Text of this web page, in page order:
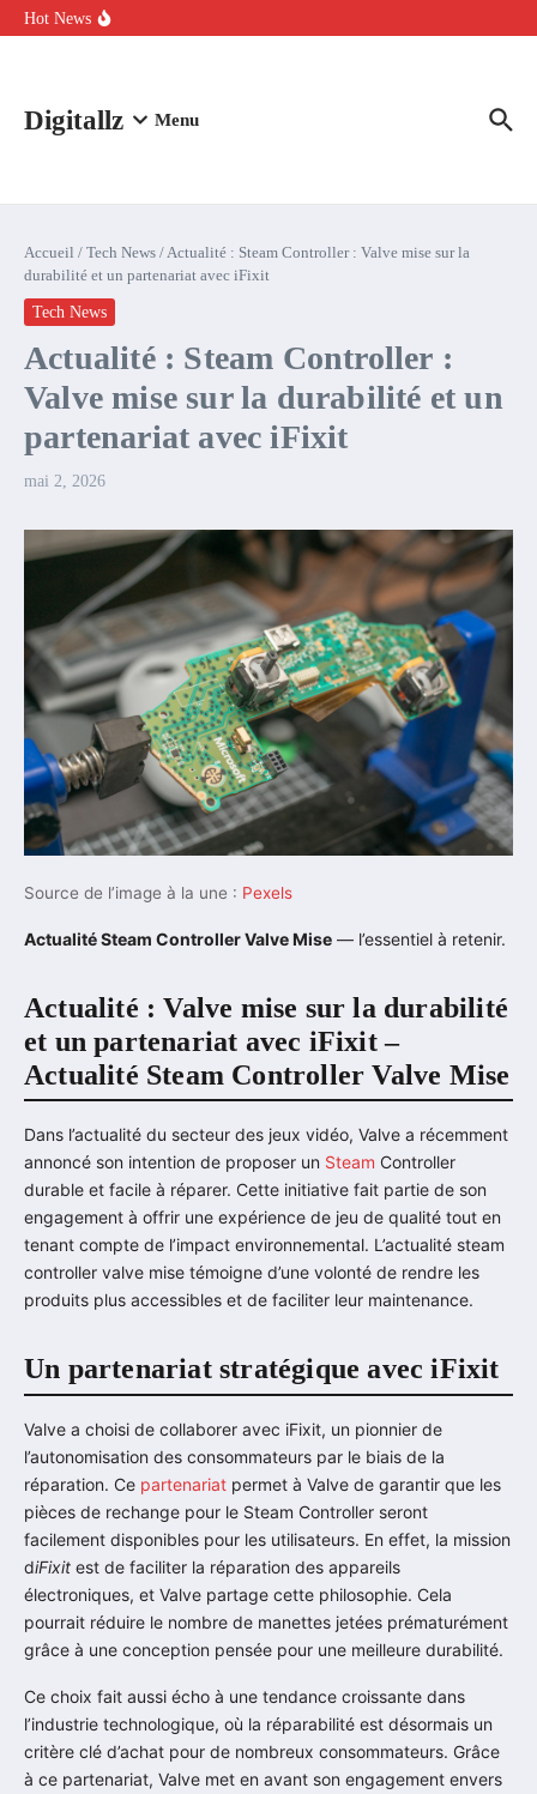
Aller au contenu
Hot News
Comment l’IA simplifie la data de caisse pour la transformer en
Digitallz Menu
Accueil / Tech News /Actualité : Steam Controller : Valve mise sur la
durabilité et un partenariat avec iFixit
Tech News
Actualité : Steam Controller :
Valve mise sur la durabilité et un
partenariat avec iFixit
mai 2, 2026
Source de l’image à la une : Pexels
Actualité Steam Controller Valve Mise — l’essentiel à retenir.
Actualité : Valve mise sur la durabilité
et un partenariat avec iFixit –
Actualité Steam Controller Valve Mise
Dans l’actualité du secteur des jeux vidéo, Valve a récemment
annoncé son intention de proposer un Steam Controller
durable et facile à réparer. Cette initiative fait partie de son
engagement à offrir une expérience de jeu de qualité tout en
tenant compte de l’impact environnemental. L’actualité steam
controller valve mise témoigne d’une volonté de rendre les
produits plus accessibles et de faciliter leur maintenance.
Un partenariat stratégique avec iFixit
Valve a choisi de collaborer avec iFixit, un pionnier de
l’autonomisation des consommateurs par le biais de la
réparation. Ce partenariat permet à Valve de garantir que les
pièces de rechange pour le Steam Controller seront
facilement disponibles pour les utilisateurs. En effet, la mission
diFixit est de faciliter la réparation des appareils
électroniques, et Valve partage cette philosophie. Cela
pourrait réduire le nombre de manettes jetées prématurément
grâce à une conception pensée pour une meilleure durabilité.
Ce choix fait aussi écho à une tendance croissante dans
l’industrie technologique, où la réparabilité est désormais un
critère clé d’achat pour de nombreux consommateurs. Grâce
à ce partenariat, Valve met en avant son engagement envers